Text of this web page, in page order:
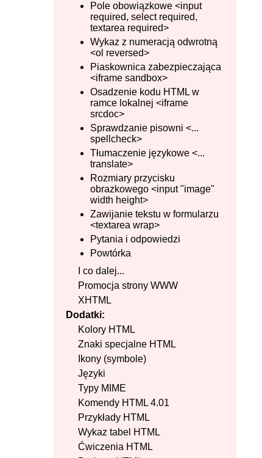
Pole obowiązkowe <input
required, select required,
textarea required>
Wykaz z numeracją odwrotną
<ol reversed>
Piaskownica zabezpieczająca
<iframe sandbox>
Osadzenie kodu HTML w
ramce lokalnej <iframe
srcdoc>
Sprawdzanie pisowni <...
spellcheck>
Tłumaczenie językowe <...
translate>
Rozmiary przycisku
obrazkowego <input "image"
width height>
Zawijanie tekstu w formularzu
<textarea wrap>
Pytania i odpowiedzi
Powtórka
I co dalej...
Promocja strony WWW
XHTML
Dodatki:
Kolory HTML
Znaki specjalne HTML
Ikony (symbole)
Języki
Typy MIME
Komendy HTML 4.01
Przykłady HTML
Wykaz tabel HTML
Ćwiczenia HTML